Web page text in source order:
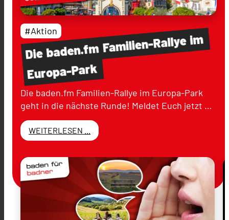
Diebaden.fmFamilien-Rallyeim
Europa-Park
#Aktion
Die baden.fm Familien-Rallye im Europa-Park
geht in die nächste Runde! Meldet Euch jetzt …
WEITERLESEN ...